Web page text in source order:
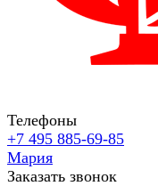
Телефоны
+7 495 885-69-85
Мария
Заказать звонок